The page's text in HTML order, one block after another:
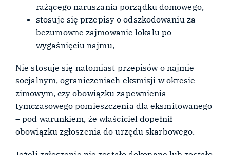
rażącego naruszania porządku domowego,
stosuje się przepisy o odszkodowaniu za
bezumowne zajmowanie lokalu po
wygaśnięciu najmu,
Nie stosuje się natomiast przepisów o najmie
socjalnym, ograniczeniach eksmisji w okresie
zimowym, czy obowiązku zapewnienia
tymczasowego pomieszczenia dla eksmitowanego
– pod warunkiem, że właściciel dopełnił
obowiązku zgłoszenia do urzędu skarbowego.